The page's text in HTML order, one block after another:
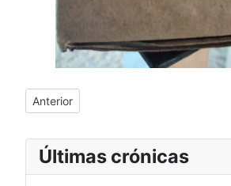
Artículo anterior: Corte de tija de
Anterior
Últimas crónicas